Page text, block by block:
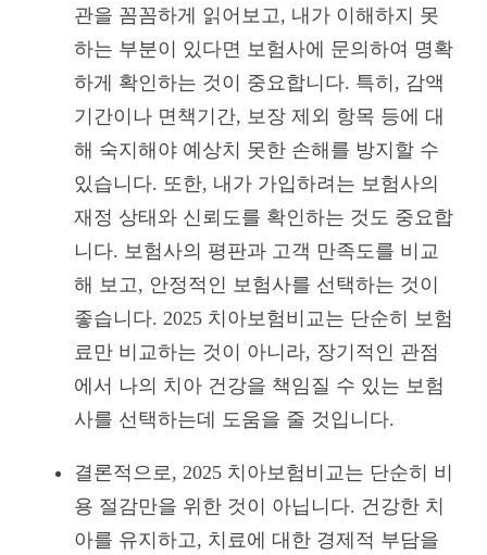
관을 꼼꼼하게 읽어보고, 내가 이해하지 못
하는 부분이 있다면 보험사에 문의하여 명확
하게 확인하는 것이 중요합니다. 특히, 감액
기간이나 면책기간, 보장 제외 항목 등에 대
해 숙지해야 예상치 못한 손해를 방지할 수
있습니다. 또한, 내가 가입하려는 보험사의
재정 상태와 신뢰도를 확인하는 것도 중요합
니다. 보험사의 평판과 고객 만족도를 비교
해 보고, 안정적인 보험사를 선택하는 것이
좋습니다. 2025 치아보험비교는 단순히 보험
료만 비교하는 것이 아니라, 장기적인 관점
에서 나의 치아 건강을 책임질 수 있는 보험
사를 선택하는데 도움을 줄 것입니다.
결론적으로, 2025 치아보험비교는 단순히 비
용 절감만을 위한 것이 아닙니다. 건강한 치
아를 유지하고, 치료에 대한 경제적 부담을